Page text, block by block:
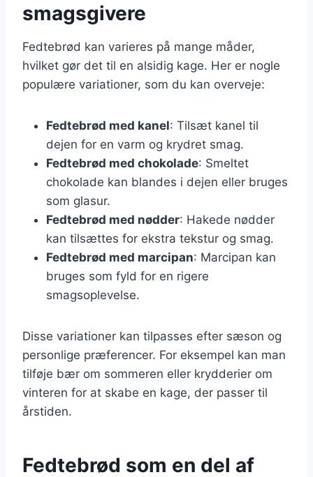
smagsgivere
Fedtebrød kan varieres på mange måder,
hvilket gør det til en alsidig kage. Her er nogle
populære variationer, som du kan overveje:
Fedtebrød med kanel: Tilsæt kanel til
dejen for en varm og krydret smag.
Fedtebrød med chokolade: Smeltet
chokolade kan blandes i dejen eller bruges
som glasur.
Fedtebrød med nødder: Hakede nødder
kan tilsættes for ekstra tekstur og smag.
Fedtebrød med marcipan: Marcipan kan
bruges som fyld for en rigere
smagsoplevelse.
Disse variationer kan tilpasses efter sæson og
personlige præferencer. For eksempel kan man
tilføje bær om sommeren eller krydderier om
vinteren for at skabe en kage, der passer til
årstiden.
Fedtebrød som en del af